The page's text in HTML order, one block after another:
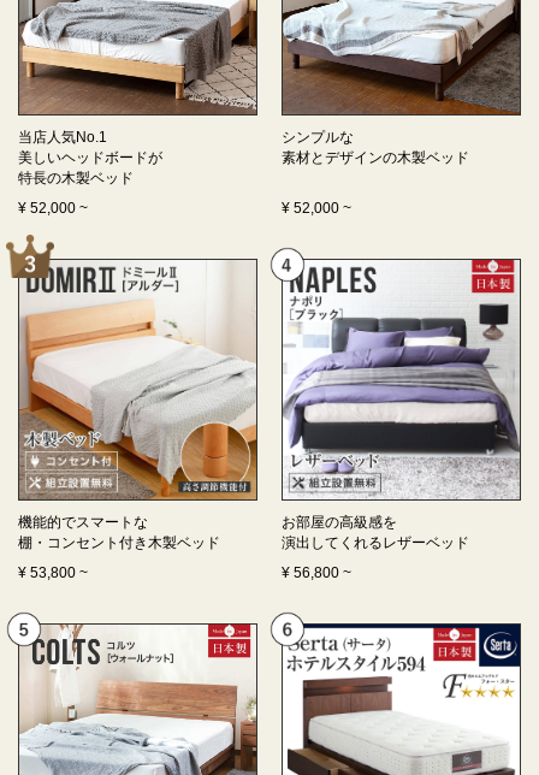
当店人気No.1
美しいヘッドボードが
特長の木製ベッド
¥ 52,000 ~
シンプルな
素材とデザインの木製ベッド
¥ 52,000 ~
機能的でスマートな
棚・コンセント付き木製ベッド
¥ 53,800 ~
お部屋の高級感を
演出してくれるレザーベッド
¥ 56,800 ~